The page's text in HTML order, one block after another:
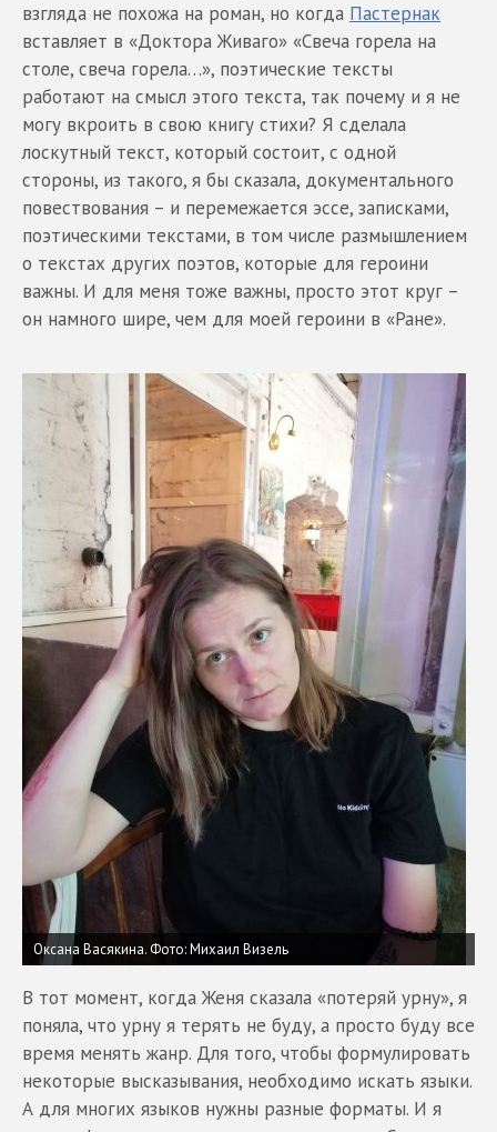
взгляда не похожа на роман, но когда Пастернак
вставляет в «Доктора Живаго» «Свеча горела на
столе, свеча горела…», поэтические тексты
работают на смысл этого текста, так почему и я не
могу вкроить в свою книгу стихи? Я сделала
лоскутный текст, который состоит, с одной
стороны, из такого, я бы сказала, документального
повествования – и перемежается эссе, записками,
поэтическими текстами, в том числе размышлением
о текстах других поэтов, которые для героини
важны. И для меня тоже важны, просто этот круг –
он намного шире, чем для моей героини в «Ране».
Оксана Васякина. Фото: Михаил Визель
В тот момент, когда Женя сказала «потеряй урну», я
поняла, что урну я терять не буду, а просто буду все
время менять жанр. Для того, чтобы формулировать
некоторые высказывания, необходимо искать языки.
А для многих языков нужны разные форматы. И я